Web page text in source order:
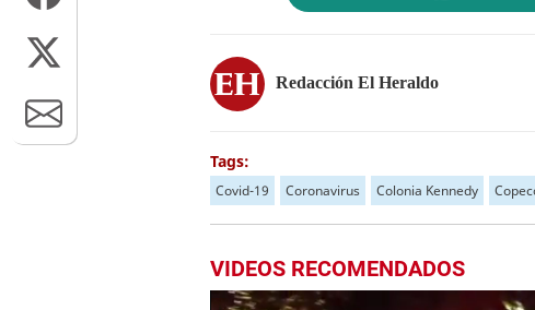
Redacción El Heraldo
Tags:
Covid-19 Coronavirus Colonia Kennedy
VIDEOS RECOMENDADOS